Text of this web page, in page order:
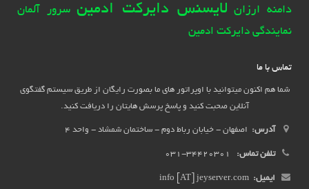
دامنه ارزان لایسنس دایرکت ادمین سرور آلمان
نمایندگی دایرکت ادمین
تماس با ما
شما هم اکنون میتوانید با اوپراتور های ما بصورت رایگان از طریق سیستم گفتگوی
آنلاین صحبت کنید و پاسخ پرسش هایتان را دریافت کنید.
آدرس: اصفهان - خیابان رباط دوم - ساختمان شمشاد - واحد 4
تلفن تماس:
ایمیل: